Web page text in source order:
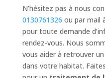
N’hésitez pas à nous
0130761326 ou par mail
pour toute demande
rendez-vous. Nous
vous aider à retrouver
dans votre habitat.